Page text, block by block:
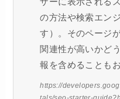
の方法や検索エン
す）。そのページ
関連性が高いかど
報を含めることも
https://